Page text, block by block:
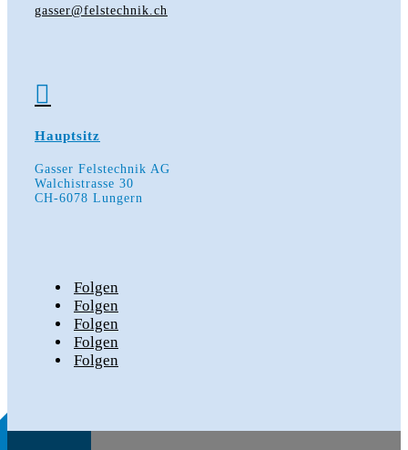
gasser@felstechnik.ch

Hauptsitz
Gasser Felstechnik AG
Walchistrasse 30
CH-6078 Lungern
Folgen
Folgen
Folgen
Folgen
Folgen